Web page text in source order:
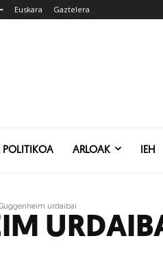
Euskara Gaztelera
POLITIKOA ARLOAK IEH
urdaibai